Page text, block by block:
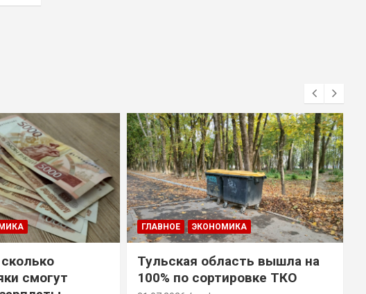
смогут
ГЛАВНОЕ ЭКОНОМИКА
Тульская область вышла на
100% по сортировке ТКО